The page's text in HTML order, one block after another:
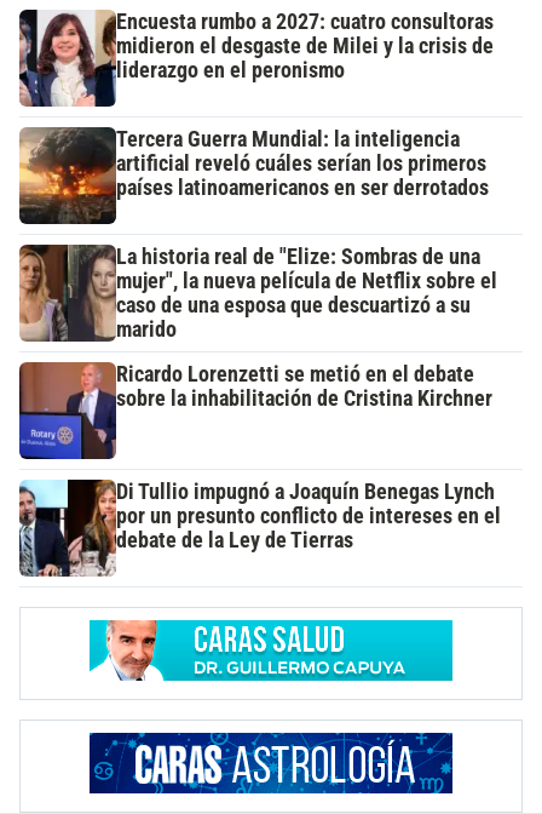
Encuesta rumbo a 2027: cuatro consultoras
midieron el desgaste de Milei y la crisis de
liderazgo en el peronismo
Tercera Guerra Mundial: la inteligencia
artificial reveló cuáles serían los primeros
países latinoamericanos en ser derrotados
La historia real de "Elize: Sombras de una
mujer", la nueva película de Netflix sobre el
caso de una esposa que descuartizó a su
marido
Ricardo Lorenzetti se metió en el debate
sobre la inhabilitación de Cristina Kirchner
Di Tullio impugnó a Joaquín Benegas Lynch
por un presunto conflicto de intereses en el
debate de la Ley de Tierras